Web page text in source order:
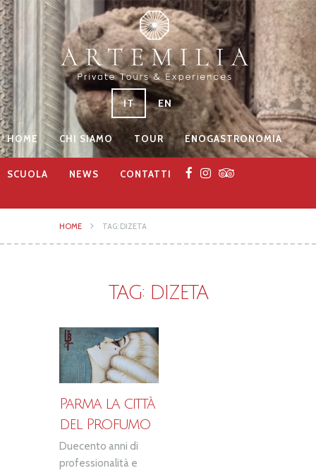
IT EN
HOME CHI SIAMO TOUR ENOGASTRONOMIA
SCUOLA NEWS CONTATTI
HOME TAG: DIZETA
TAG: DIZETA
Parma la città
del Profumo
Duecento anni di
professionalità e